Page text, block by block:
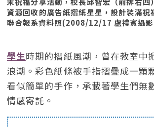
資源回收的廣告紙摺紙星星，設計裝滿祝
聯合報系資料照(2008/12/17 盧禮賓攝
學生時期的摺紙風潮，曾在教室中
浪潮。彩色紙條被手指摺疊成一顆
看似簡單的手作，承載著學生們無
情感寄託。